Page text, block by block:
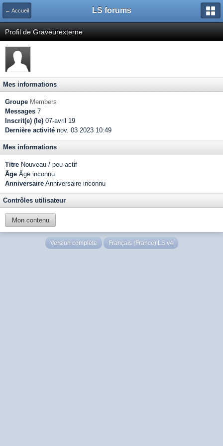
← Accueil LS forums
Profil de Graveurexterne
Mes informations
Groupe Members
Messages 7
Inscrit(e) (le) 07-avril 19
Dernière activité nov. 03 2023 10:49
Mes informations
Titre Nouveau / peu actif
Âge Âge inconnu
Anniversaire Anniversaire inconnu
Contrôles utilisateur
Mon contenu
Version complète Français (France) LS v4